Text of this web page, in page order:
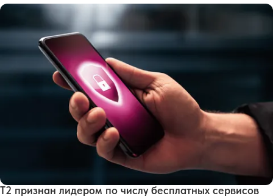
Т2 признан лидером по числу бесплатных сервисов